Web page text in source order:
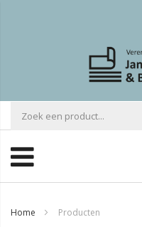
Home Producten